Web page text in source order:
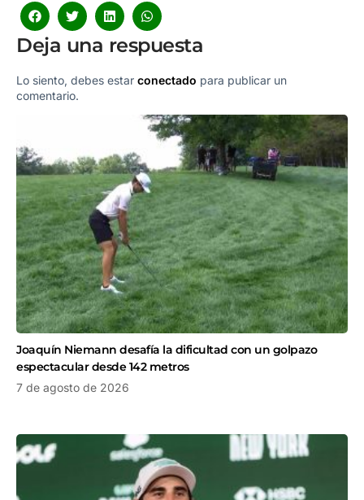
Deja una respuesta
Lo siento, debes estar conectado para publicar un
comentario.
Joaquín Niemann desafía la dificultad con un golpazo
espectacular desde 142 metros
7 de agosto de 2026